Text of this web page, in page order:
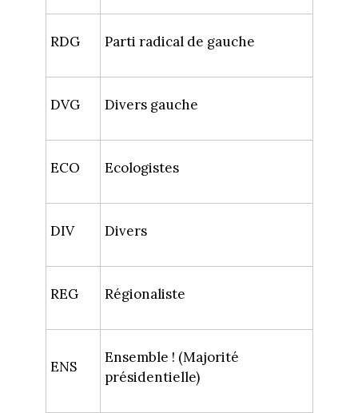
RDG Parti radical de gauche
DVG Divers gauche
ECO Ecologistes
DIV Divers
REG Régionaliste
ENS
Ensemble ! (Majorité
présidentielle)